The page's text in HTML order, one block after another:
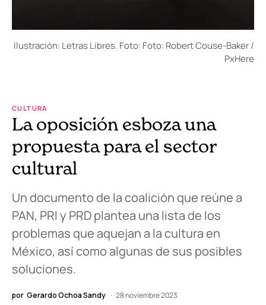
Ilustración: Letras Libres. Foto: Foto: Robert Couse-Baker /
PxHere
CULTURA
La oposición esboza una
propuesta para el sector
cultural
Un documento de la coalición que reúne a
PAN, PRI y PRD plantea una lista de los
problemas que aquejan a la cultura en
México, así como algunas de sus posibles
soluciones.
por Gerardo Ochoa Sandy 28 noviembre 2023